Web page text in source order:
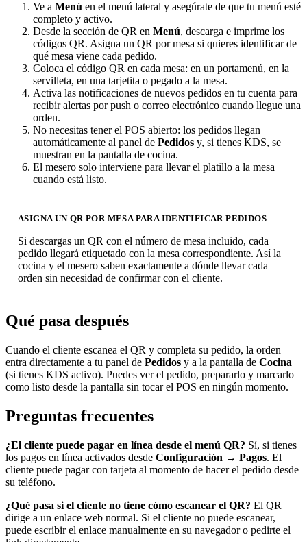
Ve a Menú en el menú lateral y asegúrate de que tu menú esté
completo y activo.
Desde la sección de QR en Menú, descarga e imprime los
códigos QR. Asigna un QR por mesa si quieres identificar de
qué mesa viene cada pedido.
Coloca el código QR en cada mesa: en un portamenú, en la
servilleta, en una tarjetita o pegado a la mesa.
Activa las notificaciones de nuevos pedidos en tu cuenta para
recibir alertas por push o correo electrónico cuando llegue una
orden.
No necesitas tener el POS abierto: los pedidos llegan
automáticamente al panel de Pedidos y, si tienes KDS, se
muestran en la pantalla de cocina.
El mesero solo interviene para llevar el platillo a la mesa
cuando está listo.
ASIGNA UN QR POR MESA PARA IDENTIFICAR PEDIDOS
Si descargas un QR con el número de mesa incluido, cada
pedido llegará etiquetado con la mesa correspondiente. Así la
cocina y el mesero saben exactamente a dónde llevar cada
orden sin necesidad de confirmar con el cliente.
Qué pasa después
Cuando el cliente escanea el QR y completa su pedido, la orden
entra directamente a tu panel de Pedidos y a la pantalla de Cocina
(si tienes KDS activo). Puedes ver el pedido, prepararlo y marcarlo
como listo desde la pantalla sin tocar el POS en ningún momento.
Preguntas frecuentes
¿El cliente puede pagar en línea desde el menú QR? Sí, si tienes
los pagos en línea activados desde Configuración → Pagos. El
cliente puede pagar con tarjeta al momento de hacer el pedido desde
su teléfono.
¿Qué pasa si el cliente no tiene cómo escanear el QR? El QR
dirige a un enlace web normal. Si el cliente no puede escanear,
puede escribir el enlace manualmente en su navegador o pedirte el